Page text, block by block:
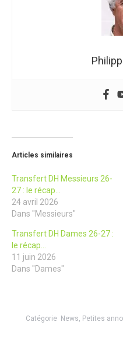
Articles similaires
Transfert DH Messieurs 26-
27 : le récap…
24 avril 2026
Dans "Messieurs"
Transfert DH Dames 26-27 :
le récap…
11 juin 2026
Dans "Dames"
Catégorie News Petites